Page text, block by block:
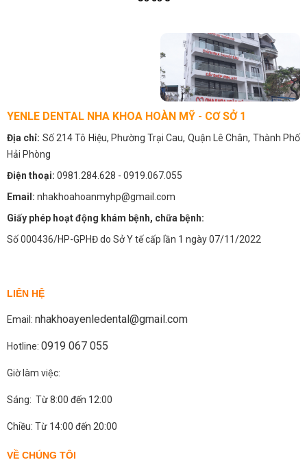
YENLE DENTAL NHA KHOA HOÀN MỸ - CƠ SỞ 1
Địa chỉ: Số 214 Tô Hiệu, Phường Trại Cau, Quận Lê Chân, Thành Phố
Hải Phòng
Điện thoại: 0981.284.628 - 0919.067.055
Email: nhakhoahoanmyhp@gmail.com
Giấy phép hoạt động khám bệnh, chữa bệnh:
Số 000436/HP-GPHĐ do Sở Y tế cấp lần 1 ngày 07/11/2022
LIÊN HỆ
Email: nhakhoayenledental@gmail.com
Hotline: 0919 067 055
Giờ làm việc:
Sáng: Từ 8:00 đến 12:00
Chiều: Từ 14:00 đến 20:00
VỀ CHÚNG TÔI